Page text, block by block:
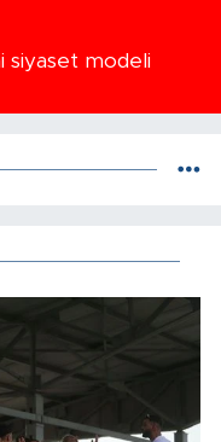
siyaset modeli